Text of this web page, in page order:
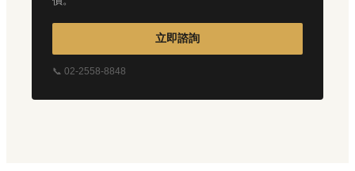
立即諮詢
📞 02-2558-8848